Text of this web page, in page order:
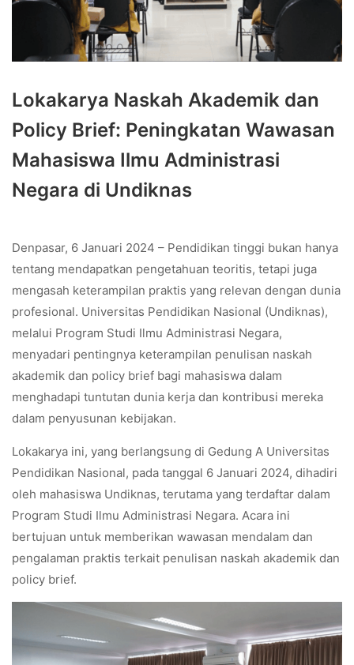
Lokakarya Naskah Akademik dan
Policy Brief: Peningkatan Wawasan
Mahasiswa Ilmu Administrasi
Negara di Undiknas
Denpasar, 6 Januari 2024 – Pendidikan tinggi bukan hanya
tentang mendapatkan pengetahuan teoritis, tetapi juga
mengasah keterampilan praktis yang relevan dengan dunia
profesional. Universitas Pendidikan Nasional (Undiknas),
melalui Program Studi Ilmu Administrasi Negara,
menyadari pentingnya keterampilan penulisan naskah
akademik dan policy brief bagi mahasiswa dalam
menghadapi tuntutan dunia kerja dan kontribusi mereka
dalam penyusunan kebijakan.
Lokakarya ini, yang berlangsung di Gedung A Universitas
Pendidikan Nasional, pada tanggal 6 Januari 2024, dihadiri
oleh mahasiswa Undiknas, terutama yang terdaftar dalam
Program Studi Ilmu Administrasi Negara. Acara ini
bertujuan untuk memberikan wawasan mendalam dan
pengalaman praktis terkait penulisan naskah akademik dan
policy brief.